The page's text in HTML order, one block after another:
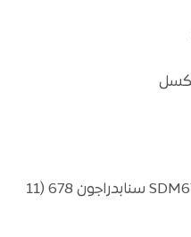
مجموعة الشرائح: كوالكوم SDM678 سنابدراجون 678 (11